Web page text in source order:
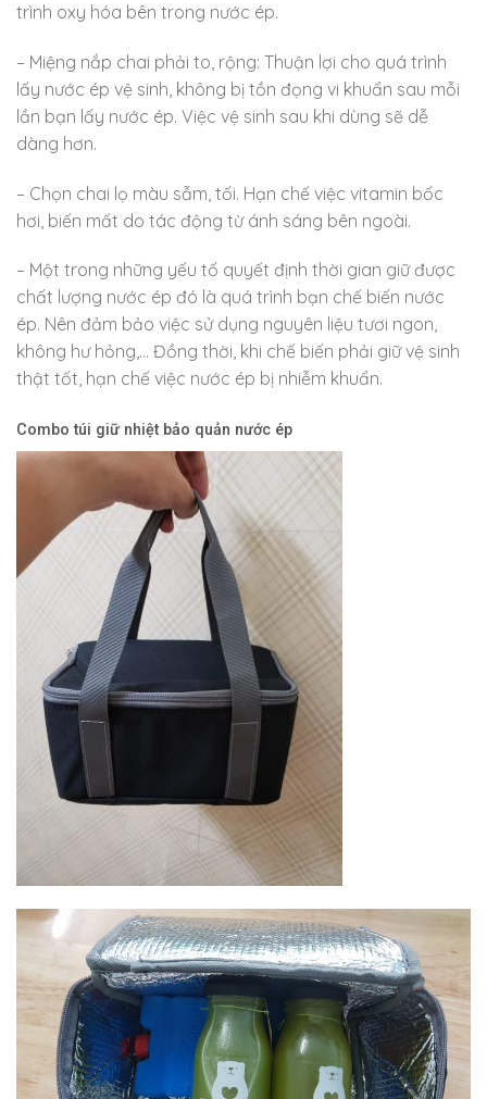
trình oxy hóa bên trong nước ép.
– Miệng nắp chai phải to, rộng: Thuận lợi cho quá trình
lấy nước ép vệ sinh, không bị tồn đọng vi khuẩn sau mỗi
lần bạn lấy nước ép. Việc vệ sinh sau khi dùng sẽ dễ
dàng hơn.
– Chọn chai lọ màu sẫm, tối. Hạn chế việc vitamin bốc
hơi, biến mất do tác động từ ánh sáng bên ngoài.
– Một trong những yếu tố quyết định thời gian giữ được
chất lượng nước ép đó là quá trình bạn chế biến nước
ép. Nên đảm bảo việc sử dụng nguyên liệu tươi ngon,
không hư hỏng,… Đồng thời, khi chế biến phải giữ vệ sinh
thật tốt, hạn chế việc nước ép bị nhiễm khuẩn.
Combo túi giữ nhiệt bảo quản nước ép